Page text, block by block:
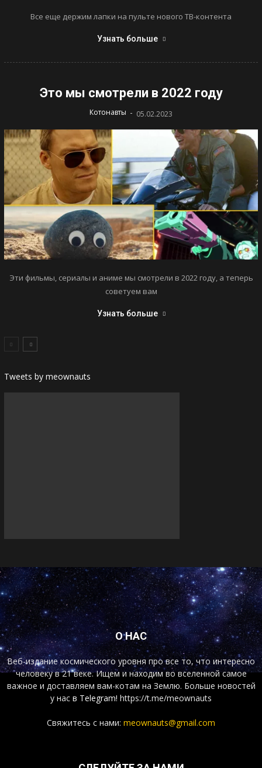
Все еще держим лапки на пульте нового ТВ-контента
Узнать больше
Это мы смотрели в 2022 году
Котонавты - 05.02.2023
Эти фильмы, сериалы и аниме мы смотрели в 2022 году, а теперь
советуем вам
Узнать больше
Tweets by meownauts
О НАС
Веб-издание космического уровня про все то, что интересно
человеку в 21 веке. Ищем и находим во вселенной самое
важное и доставляем вам-котам на Землю. Больше новостей
у нас в Telegram! https://t.me/meownauts
Свяжитесь с нами: meownauts@gmail.com